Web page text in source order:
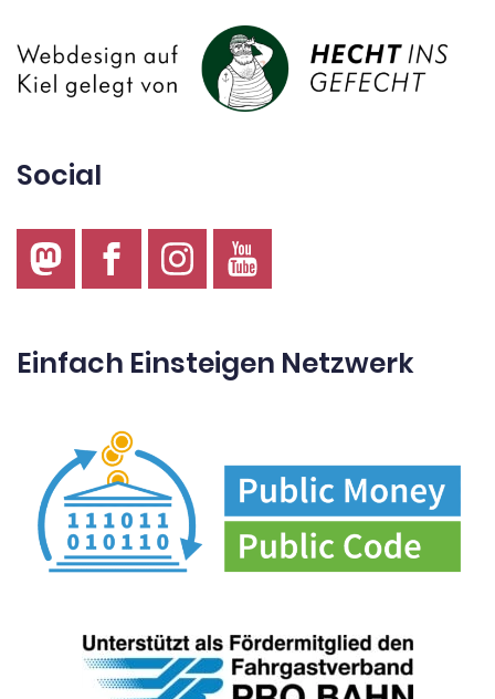
Social
Einfach Einsteigen Netzwerk